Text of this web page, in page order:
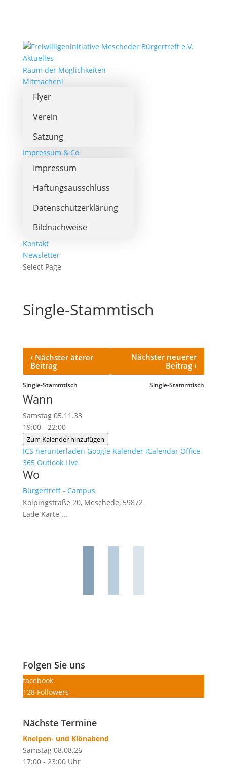
Aktuelles
Raum der Möglichkeiten
Mitmachen!
Flyer
Verein
Satzung
Impressum & Co
Impressum
Haftungsausschluss
Datenschutzerklärung
Bildnachweise
Kontakt
Newsletter
Select Page
Single-Stammtisch
‹Nächster äterer
Beitrag
Single-Stammtisch
Nächster neuerer
Beitrag›
Single-Stammtisch
Wann
Samstag 05.11.33
19:00 - 22:00
Zum Kalender hinzufügen
ICS herunterladen Google Kalender iCalendar Office
365 Outlook Live
Wo
Bürgertreff - Campus
Kolpingstraße 20, Meschede, 59872
Lade Karte ...
Folgen Sie uns
facebook
128 Followers
Nächste Termine
Kneipen- und Klönabend
Samstag 08.08.26
17:00 - 23:00 Uhr